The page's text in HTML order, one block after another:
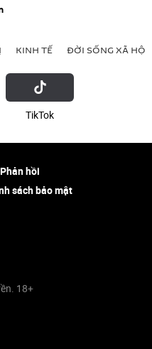
KINH TẾ ĐỜI SỐNG XÃ HỘI
ТikТоk
Phản hồi
sách bảo mật
18+